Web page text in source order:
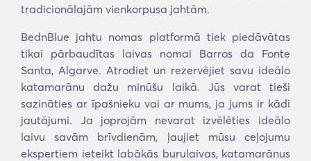
tradicionālajām vienkorpusa jahtām.
BednBlue jahtu nomas platformā tiek piedāvātas
tikai pārbaudītas laivas nomai Barros da Fonte
Santa, Algarve. Atrodiet un rezervējiet savu ideālo
katamarānu dažu minūšu laikā. Jūs varat tieši
sazināties ar īpašnieku vai ar mums, ja jums ir kādi
jautājumi. Ja joprojām nevarat izvēlēties ideālo
laivu savām brīvdienām, ļaujiet mūsu ceļojumu
ekspertiem ieteikt labākās burulaivas, katamarānus